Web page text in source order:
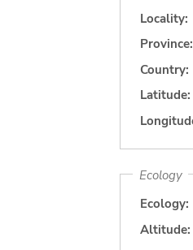
Locality:
Province:
Country:
Latitude:
Ecology
Ecology:
Altitude: